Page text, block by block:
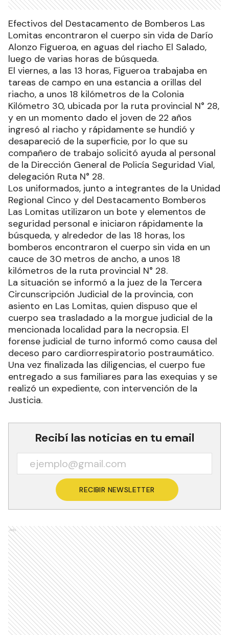
Efectivos del Destacamento de Bomberos Las
Lomitas encontraron el cuerpo sin vida de Darío
Alonzo Figueroa, en aguas del riacho El Salado,
luego de varias horas de búsqueda.
El viernes, a las 13 horas, Figueroa trabajaba en
tareas de campo en una estancia a orillas del
riacho, a unos 18 kilómetros de la Colonia
Kilómetro 30, ubicada por la ruta provincial N° 28,
y en un momento dado el joven de 22 años
ingresó al riacho y rápidamente se hundió y
desapareció de la superficie, por lo que su
compañero de trabajo solicitó ayuda al personal
de la Dirección General de Policía Seguridad Vial,
delegación Ruta N° 28.
Los uniformados, junto a integrantes de la Unidad
Regional Cinco y del Destacamento Bomberos
Las Lomitas utilizaron un bote y elementos de
seguridad personal e iniciaron rápidamente la
búsqueda, y alrededor de las 18 horas, los
bomberos encontraron el cuerpo sin vida en un
cauce de 30 metros de ancho, a unos 18
kilómetros de la ruta provincial N° 28.
La situación se informó a la juez de la Tercera
Circunscripción Judicial de la provincia, con
asiento en Las Lomitas, quien dispuso que el
cuerpo sea trasladado a la morgue judicial de la
mencionada localidad para la necropsia. El
forense judicial de turno informó como causa del
deceso paro cardiorrespiratorio postraumático.
Una vez finalizada las diligencias, el cuerpo fue
entregado a sus familiares para las exequias y se
realizó un expediente, con intervención de la
Justicia.
Recibí las noticias en tu email
RECIBIR NEWSLETTER
Ads